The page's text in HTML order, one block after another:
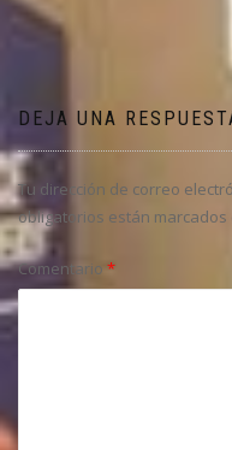
DEJA UNA
Tu dirección de correo
obligatorios están marcados
Comentario *